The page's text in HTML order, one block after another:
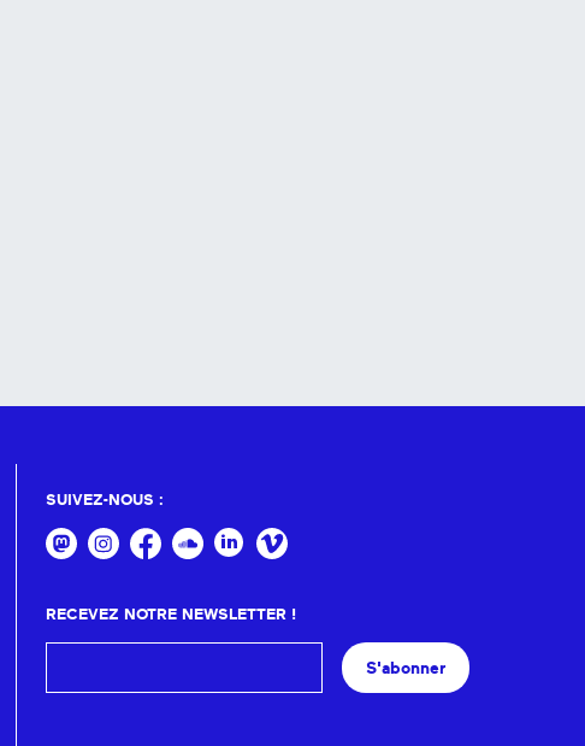
SUIVEZ-NOUS :
RECEVEZ NOTRE NEWSLETTER !
S'abonner